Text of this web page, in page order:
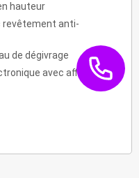
hauteur
revêtement anti-
de dégivrage
avec affichage